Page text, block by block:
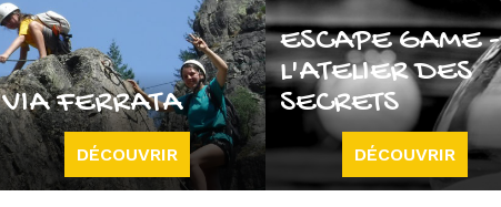
VIA FERRATA
DÉCOUVRIR
ESCAPE GAME -
L'ATELIER DES
SECRETS
DÉCOUVRIR